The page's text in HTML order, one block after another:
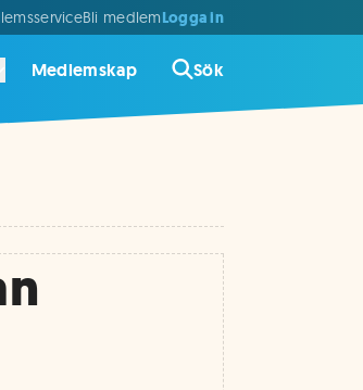
Bli medlemLogga in
Medlemskap Sök